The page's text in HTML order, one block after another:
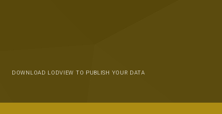
DOWNLOAD LODVIEW TO PUBLISH YOUR DATA